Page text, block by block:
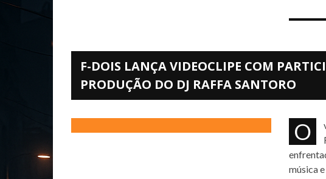
F-DOIS LANÇA VIDEOCLIPE COM
PRODUÇÃO DO DJ RAFFA SANTORO
O videoclipe foi da música “Hoje eu to aqui”, do
música